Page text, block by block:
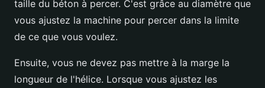
taille du béton à percer. C'est grâce au diamètre que
vous ajustez la machine pour percer dans la limite
de ce que vous voulez.
Ensuite, vous ne devez pas mettre à la marge la
longueur de l'hélice. Lorsque vous ajustez les